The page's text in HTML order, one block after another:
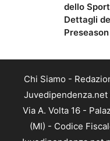
dello
Dettagli
Preseason
Chi Siamo -
Juvedipendenza.net
Via A. Volta 16 -
(MI) - Codice